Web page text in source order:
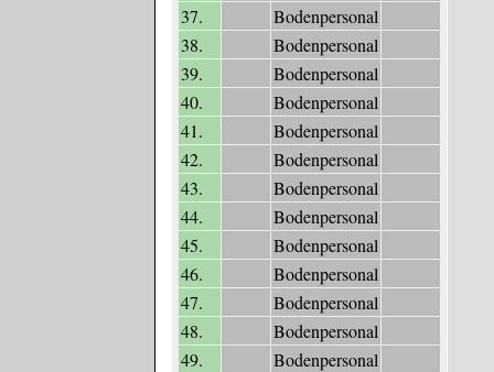
37.
Bodenpersonal
38.
Bodenpersonal
39.
Bodenpersonal
40.
Bodenpersonal
41.
Bodenpersonal
42.
Bodenpersonal
43.
Bodenpersonal
44.
Bodenpersonal
45.
Bodenpersonal
46.
Bodenpersonal
47.
Bodenpersonal
48.
Bodenpersonal
49.
Bodenpersonal